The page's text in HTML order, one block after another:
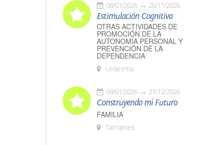
08/01/2026 26/11/2026
Estimulación Cognitiva
OTRAS ACTIVIDADES DE
PROMOCIÓN DE LA
AUTONOMÍA PERSONAL Y
PREVENCIÓN DE LA
DEPENDENCIA
Ledesma
09/01/2026 31/12/2026
Construyendo mi Futuro
FAMILIA
Tamames